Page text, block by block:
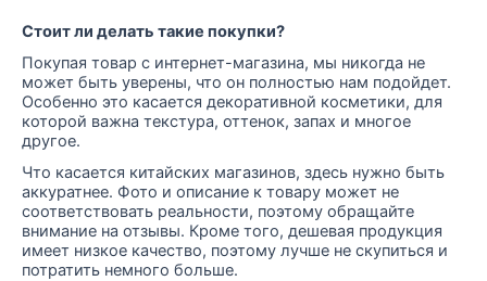
Стоит ли делать такие покупки?
Покупая товар с интернет-магазина, мы никогда не
может быть уверены, что он полностью нам подойдет.
Особенно это касается декоративной косметики, для
которой важна текстура, оттенок, запах и многое
другое.
Что касается китайских магазинов, здесь нужно быть
аккуратнее. Фото и описание к товару может не
соответствовать реальности, поэтому обращайте
внимание на отзывы. Кроме того, дешевая продукция
имеет низкое качество, поэтому лучше не скупиться и
потратить немного больше.